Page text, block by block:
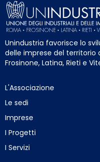
Unindustria favorisce lo
delle imprese del territorio
Frosinone, Latina, Rieti e
L'Associazione
Le sedi
Imprese
I Progetti
I Servizi